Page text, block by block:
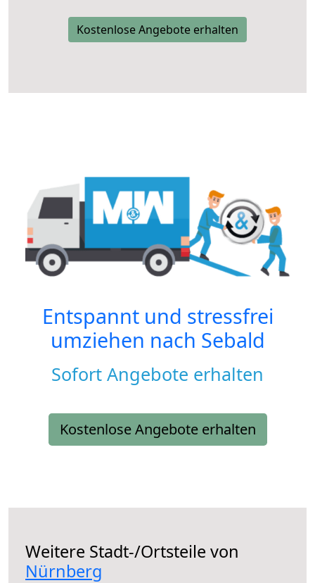
Kostenlose Angebote erhalten
Entspannt und stressfrei
umziehen nach Sebald
Sofort Angebote erhalten
Kostenlose Angebote erhalten
Weitere Stadt-/Ortsteile von
Nürnberg